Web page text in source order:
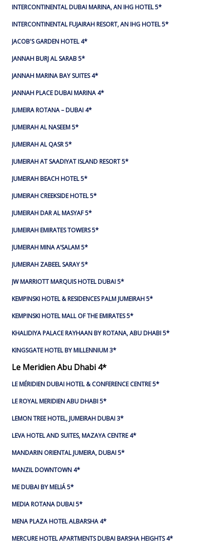
INTERCONTINENTAL DUBAI MARINA, AN IHG HOTEL 5*
INTERCONTINENTAL FUJAIRAH RESORT, AN IHG HOTEL 5*
JACOB'S GARDEN HOTEL 4*
JANNAH BURJ AL SARAB 5*
JANNAH MARINA BAY SUITES 4*
JANNAH PLACE DUBAI MARINA 4*
JUMEIRA ROTANA – DUBAI 4*
JUMEIRAH AL NASEEM 5*
JUMEIRAH AL QASR 5*
JUMEIRAH AT SAADIYAT ISLAND RESORT 5*
JUMEIRAH BEACH HOTEL 5*
JUMEIRAH CREEKSIDE HOTEL 5*
JUMEIRAH DAR AL MASYAF 5*
JUMEIRAH EMIRATES TOWERS 5*
JUMEIRAH MINA A’SALAM 5*
JUMEIRAH ZABEEL SARAY 5*
JW MARRIOTT MARQUIS HOTEL DUBAI 5*
KEMPINSKI HOTEL & RESIDENCES PALM JUMEIRAH 5*
KEMPINSKI HOTEL MALL OF THE EMIRATES 5*
KHALIDIYA PALACE RAYHAAN BY ROTANA, ABU DHABI 5*
KINGSGATE HOTEL BY MILLENNIUM 3*
Le Meridien Abu Dhabi 4*
LE MÉRIDIEN DUBAI HOTEL & CONFERENCE CENTRE 5*
LE ROYAL MERIDIEN ABU DHABI 5*
LEMON TREE HOTEL, JUMEIRAH DUBAI 3*
LEVA HOTEL AND SUITES, MAZAYA CENTRE 4*
MANDARIN ORIENTAL JUMEIRA, DUBAI 5*
MANZIL DOWNTOWN 4*
ME DUBAI BY MELIÁ 5*
MEDIA ROTANA DUBAI 5*
MENA PLAZA HOTEL ALBARSHA 4*
MERCURE HOTEL APARTMENTS DUBAI BARSHA HEIGHTS 4*